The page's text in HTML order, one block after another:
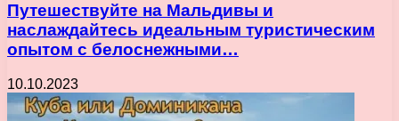
Путешествуйте на Мальдивы и
наслаждайтесь идеальным туристическим
опытом с белоснежными…
10.10.2023